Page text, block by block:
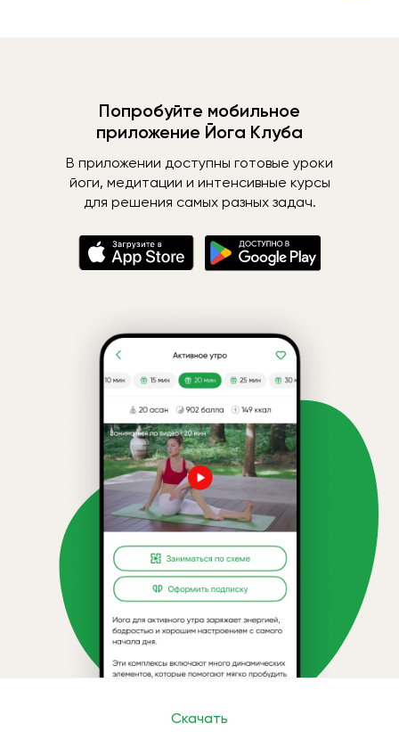
Попробуйте мобильное
приложение Йога Клуба
В приложении доступны готовые уроки
йоги, медитации и интенсивные курсы
для решения самых разных задач.
Скачать